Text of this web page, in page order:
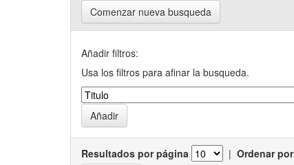
Comenzar nueva busqueda
Añadir filtros:
Usa los filtros para afinar la busqueda.
Resultados por página | Ordenar por